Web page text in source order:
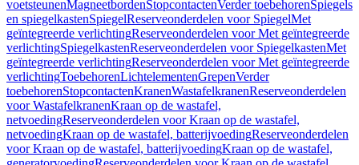
voetsteunenMagneetbordenStopcontactenVerder toebehorenSpiegels
en spiegelkastenSpiegelReserveonderdelen voor SpiegelMet
geïntegreerde verlichtingReserveonderdelen voor Met geïntegreerde
verlichtingSpiegelkastenReserveonderdelen voor SpiegelkastenMet
geïntegreerde verlichtingReserveonderdelen voor Met geïntegreerde
verlichtingToebehorenLichtelementenGrepenVerder
toebehorenStopcontactenKranenWastafelkranenReserveonderdelen
voor WastafelkranenKraan op de wastafel,
netvoedingReserveonderdelen voor Kraan op de wastafel,
netvoedingKraan op de wastafel, batterijvoedingReserveonderdelen
voor Kraan op de wastafel, batterijvoedingKraan op de wastafel,